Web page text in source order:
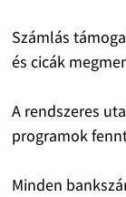
Számlás
és cicák
A rendszeres
programok
Minden